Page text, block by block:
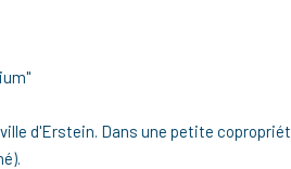
d'Erstein. Dans une petite